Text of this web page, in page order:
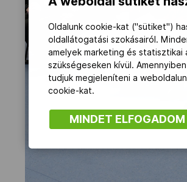
Oldalunk cookie-kat ("sütiket")
oldallátogatási szokásairól.
amelyek marketing és
szükségeseken kívül.
tudjuk megjeleníteni a
cookie-kat.
MINDET ELFOGADOM